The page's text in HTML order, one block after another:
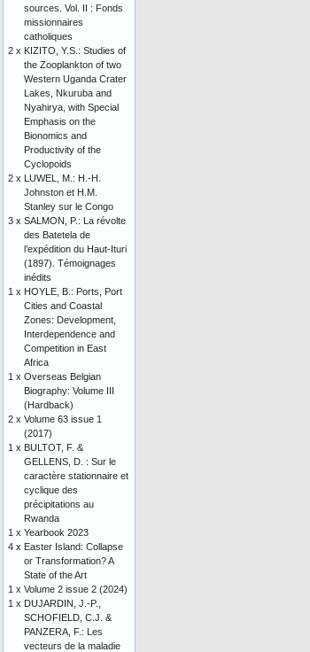
sources. Vol. II : Fonds
missionnaires
catholiques
2 x KIZITO, Y.S.: Studies of
the Zooplankton of two
Western Uganda Crater
Lakes, Nkuruba and
Nyahirya, with Special
Emphasis on the
Bionomics and
Productivity of the
Cyclopoids
2 x LUWEL, M.: H.-H.
Johnston et H.M.
Stanley sur le Congo
3 x SALMON, P.: La révolte
des Batetela de
l’expédition du Haut-Ituri
(1897). Témoignages
inédits
1 x HOYLE, B.: Ports, Port
Cities and Coastal
Zones: Development,
Interdependence and
Competition in East
Africa
1 x Overseas Belgian
Biography: Volume III
(Hardback)
2 x Volume 63 issue 1
(2017)
1 x BULTOT, F. &
GELLENS, D. : Sur le
caractère stationnaire et
cyclique des
précipitations au
Rwanda
1 x Yearbook 2023
4 x Easter Island: Collapse
or Transformation? A
State of the Art
1 x Volume 2 issue 2 (2024)
1 x DUJARDIN, J.-P.,
SCHOFIELD, C.J. &
PANZERA, F.: Les
vecteurs de la maladie